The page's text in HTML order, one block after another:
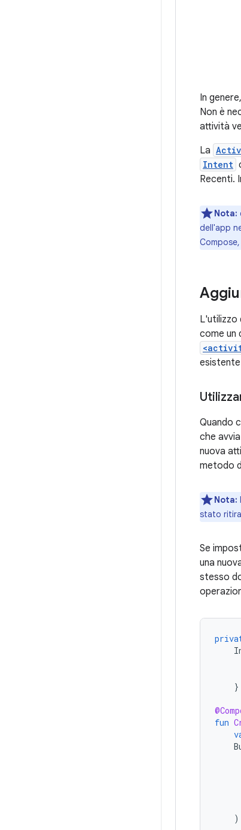
In
Non è
attività
La
Intent
Recenti.
Nota:
dell'app
L'utilizzo
come un
Quando
che
nuova
metodo
Nota:
stato
Se
una
stesso
}
fun
)